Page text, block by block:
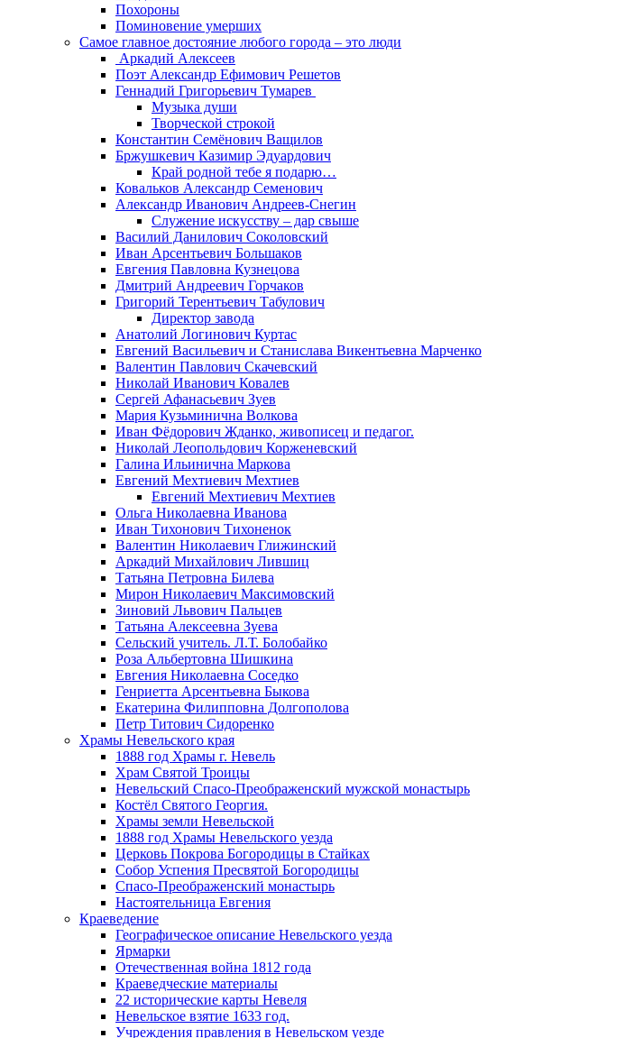
Похороны
Поминовение умерших
Самое главное достояние любого города – это люди
Аркадий Алексеев
Поэт Александр Ефимович Решетов
Геннадий Григорьевич Тумарев
Музыка души
Творческой строкой
Константин Семёнович Ващилов
Бржушкевич Казимир Эдуардович
Край родной тебе я подарю…
Ковальков Александр Семенович
Александр Иванович Андреев-Снегин
Служение искусству – дар свыше
Василий Данилович Соколовский
Иван Арсентьевич Большаков
Евгения Павловна Кузнецова
Дмитрий Андреевич Горчаков
Григорий Терентьевич Табулович
Директор завода
Анатолий Логинович Куртас
Евгений Васильевич и Станислава Викентьевна Марченко
Валентин Павлович Скачевский
Николай Иванович Ковалев
Сергей Афанасьевич Зуев
Мария Кузьминична Волкова
Иван Фёдорович Жданко, живописец и педагог.
Николай Леопольдович Корженевский
Галина Ильинична Маркова
Евгений Мехтиевич Мехтиев
Евгений Мехтиевич Мехтиев
Ольга Николаевна Иванова
Иван Тихонович Тихоненок
Валентин Николаевич Глижинский
Аркадий Михайлович Лившиц
Татьяна Петровна Билева
Мирон Николаевич Максимовский
Зиновий Львович Пальцев
Татьяна Алексеевна Зуева
Сельский учитель. Л.Т. Болобайко
Роза Альбертовна Шишкина
Евгения Николаевна Соседко
Генриетта Арсентьевна Быкова
Екатерина Филипповна Долгополова
Петр Титович Сидоренко
Храмы Невельского края
1888 год Храмы г. Невель
Храм Святой Троицы
Невельский Спасо-Преображенский мужской монастырь
Костёл Святого Георгия.
Храмы земли Невельской
1888 год Храмы Невельского уезда
Церковь Покрова Богородицы в Стайках
Собор Успения Пресвятой Богородицы
Спасо-Преображенский монастырь
Настоятельница Евгения
Краеведение
Географическое описание Невельского уезда
Ярмарки
Отечественная война 1812 года
Краеведческие материалы
22 исторические карты Невеля
Невельское взятие 1633 год.
Учреждения правления в Невельском уезде